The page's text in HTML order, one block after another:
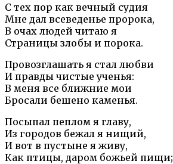
С тех пор как вечный судия
Мне дал всеведенье пророка,
В очах людей читаю я
Страницы злобы и порока.
Провозглашать я стал любви
И правды чистые ученья:
В меня все ближние мои
Бросали бешено каменья.
Посыпал пеплом я главу,
Из городов бежал я нищий,
И вот в пустыне я живу,
Как птицы, даром божьей пищи;